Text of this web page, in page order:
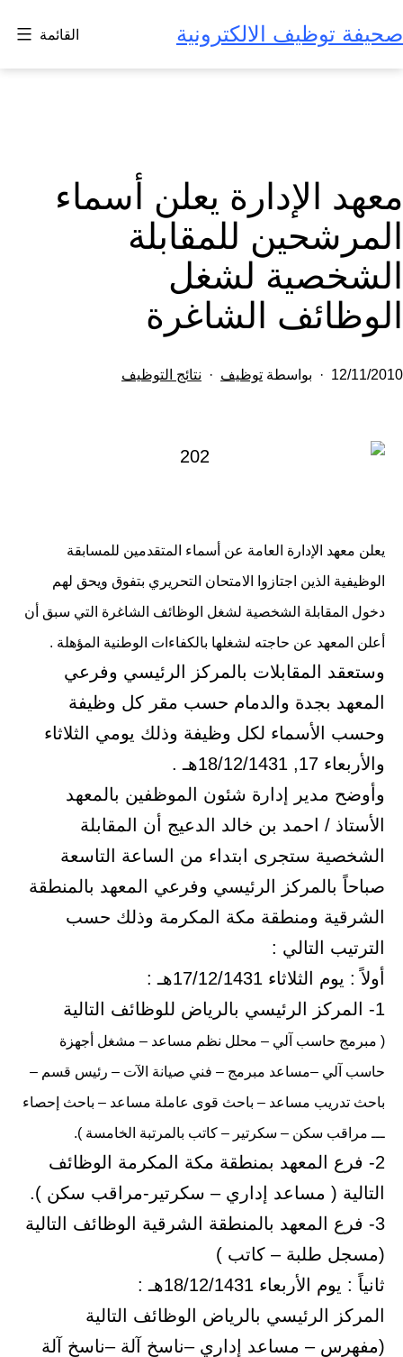
إلى
المحتوى
صحيفة توظيف الالكترونية القائمة
معهد الإدارة يعلن أسماء
المرشحين للمقابلة
الشخصية لشغل
الوظائف الشاغرة
تم
12/11/2010 بواسطة توظيف
مصنف
نتائج التوظيف
يعلن معهد الإدارة العامة عن أسماء المتقدمين للمسابقة
الوظيفية الذين اجتازوا الامتحان التحريري بتفوق ويحق لهم
دخول المقابلة الشخصية لشغل الوظائف الشاغرة التي سبق أن
أعلن المعهد عن حاجته لشغلها بالكفاءات الوطنية المؤهلة .
وستعقد المقابلات بالمركز الرئيسي وفرعي
المعهد بجدة والدمام حسب مقر كل وظيفة
وحسب الأسماء لكل وظيفة وذلك يومي الثلاثاء
والأربعاء 17, 18/12/1431هـ .
وأوضح مدير إدارة شئون الموظفين بالمعهد
الأستاذ / احمد بن خالد الدعيج أن المقابلة
الشخصية ستجرى ابتداء من الساعة التاسعة
صباحاً بالمركز الرئيسي وفرعي المعهد بالمنطقة
الشرقية ومنطقة مكة المكرمة وذلك حسب
الترتيب التالي :
أولاً : يوم الثلاثاء 17/12/1431هـ :
1- المركز الرئيسي بالرياض للوظائف التالية
( مبرمج حاسب آلي – محلل نظم مساعد – مشغل أجهزة
حاسب آلي –مساعد مبرمج – فني صيانة الآت – رئيس قسم –
باحث تدريب مساعد – باحث قوى عاملة مساعد – باحث إحصاء
ـــ مراقب سكن – سكرتير – كاتب بالمرتبة الخامسة ).
2- فرع المعهد بمنطقة مكة المكرمة الوظائف
التالية ( مساعد إداري – سكرتير-مراقب سكن ).
3- فرع المعهد بالمنطقة الشرقية الوظائف التالية
(مسجل طلبة – كاتب )
ثانياً : يوم الأربعاء 18/12/1431هـ :
المركز الرئيسي بالرياض الوظائف التالية
(مفهرس – مساعد إداري –ناسخ آلة –ناسخ آلة